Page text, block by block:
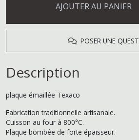
AJOUTER AU PANIER
POSER UNE
Description
plaque émaillée Texaco
Fabrication traditionnelle artisanale.
Cuisson au four à 800°C.
Plaque bombée de forte épaisseur.